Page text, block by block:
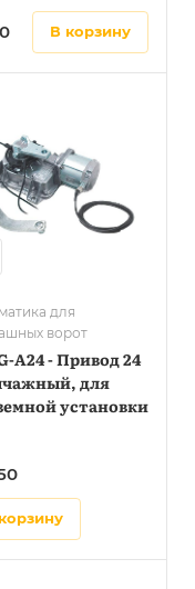
в корзину
для
ворот
A24 - Привод 24
для
установки
в корзину